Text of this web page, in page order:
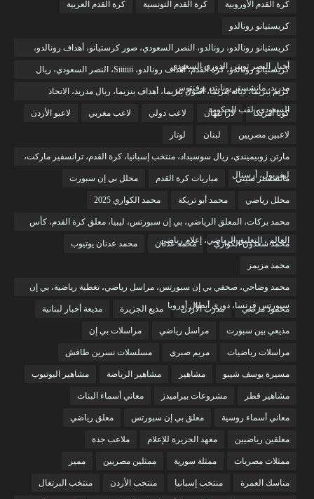
كرة القدم الأوروبية كرة القدم التونسية كرة القدم العربية
كريستيانو رونالدو
كريستيانو رونالدو، رونالدو، النصر السعودي، صور كرستيانو، أهداف رونالدو،
أخبار النصر تويتر، الدوري السعودي
كريستيانو رونالدو، كرة القدم، أهداف رونالدو، Siiiiiii، النصر السعودي، ريال
مدريد، مانشستر يونايتد، يوفنتوس
كريم بنزيما، ديانة بنزيما، أصول بنزيما، أهداف بنزيما، ريال مدريد، الاتحاد
السعودي، لقب الحكومة
كوبا أمريكا لارا نبهان لاعب دولي لاعب مغربي لاعبو الأردن
لاعبين مصريين لبنان لوتار
مارتن زوبيميندي، ريال سوسيداد، منتخب إسبانيا، كرة القدم، ترانسفير ماركت،
ليفربول، أرسنال
مانشستر سيتي مباريات كرة القدم محلل بي إن سبورت
محلل رياضي محمد أبو تريكة محمد الكواري 2025
محمد بركات، المعلق الرياضي، بي إن سبورتس، ليبيا، معلق كرة القدم، كأس
العالم ، التعليق الرياضي، إعلام رياضي
محمد سعدون الكواري محمد عدنان محمد عدنان يوتيوب
محمد مزيمز
محمد وضاحي، صحفي بي إن سبورتس، مراسل رياضي، تغطية رياضية، بي إن
سبورتس فرنسا، دوري أبطال أوروبا
محمود مرضي مدرب الأردن مذيع الجزيرة مذيعة أخبار لبنانية
مذيعي بين سبورت مراسل رياضي مراسلات بي إن
مراسلات رياضيات مريم صبري مسلسلات نسرين طافش
مسيرة يوسف شيبو مشاهير مشاهير الرياضة مشاهير اليوتيوب
مشاهير قطر مشروعات بيراميدز معاني أسماء البنات
معاني أسماء روسية معلق بي إن سبورتس معلق رياضي
معلقين رياضيين معهد الجزيرة للإعلام ملاعب جدة
ممثلات مصريات ممثلة سورية ممثلين مصريين مميز
مناسك العمرة منتخب إسبانيا منتخب الأردن منتخب البرتغال